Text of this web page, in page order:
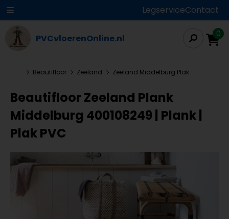
LegserviceContact
PVCvloerenOnline.nl 0
... Beautifloor Zeeland Zeeland Middelburg Plak
Beautifloor Zeeland Plank
Middelburg 400108249 | Plank |
Plak PVC